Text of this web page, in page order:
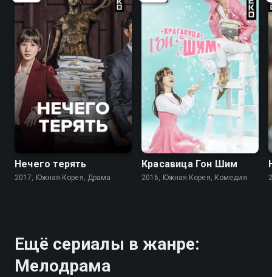
6.7
Нечего терять
2017, Южная Корея, Драма
7.7 7.3
Красавица Гон Шим
2016, Южная Корея, Комедия
Ещё сериалы в жанре:
Мелодрама